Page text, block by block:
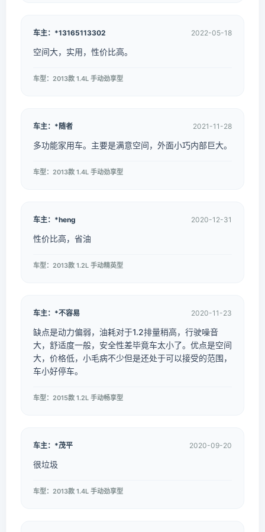
车主：*13165113302 2022-05-18
空间大，实用，性价比高。
车型：2013款 1.4L 手动劲享型
车主：*随者 2021-11-28
多功能家用车。主要是满意空间，外面小巧内部巨大。
车型：2013款 1.4L 手动劲享型
车主：*heng 2020-12-31
性价比高，省油
车型：2013款 1.2L 手动精英型
车主：*不容易 2020-11-23
缺点是动力偏弱，油耗对于1.2排量稍高，行驶噪音
大，舒适度一般，安全性差毕竟车太小了。优点是空间
大，价格低，小毛病不少但是还处于可以接受的范围，
车小好停车。
车型：2015款 1.2L 手动畅享型
车主：*茂平 2020-09-20
很垃圾
车型：2013款 1.4L 手动劲享型